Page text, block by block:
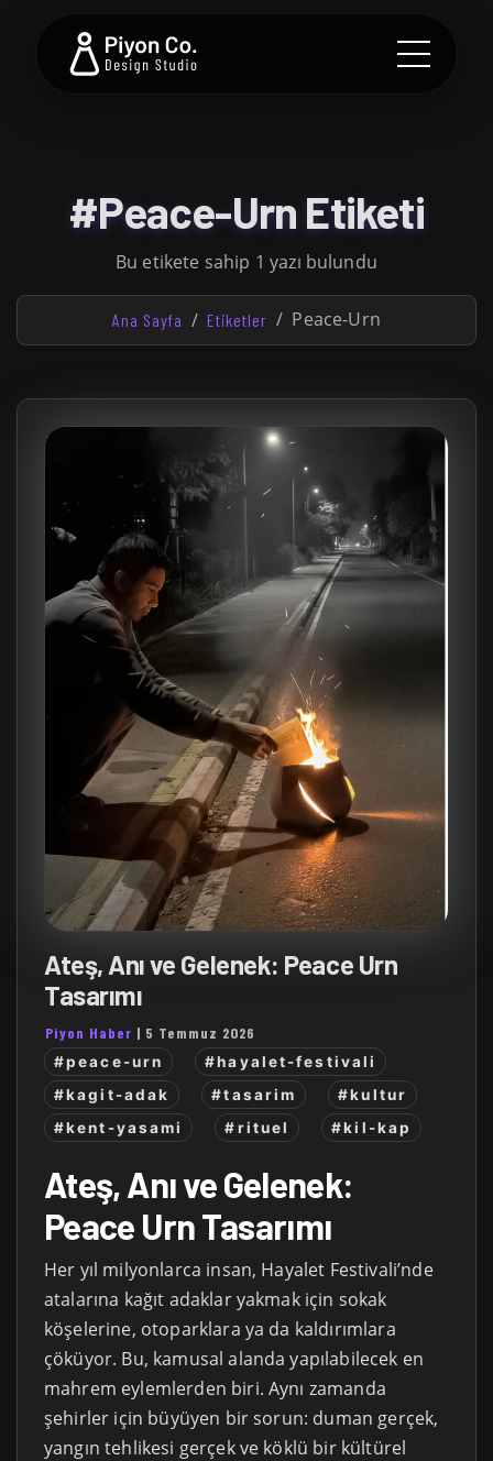
#Peace-Urn Etiketi
Bu etikete sahip 1 yazı bulundu
Ana Sayfa Etiketler Peace-Urn
Ateş, Anı ve Gelenek: Peace Urn
Tasarımı
Piyon Haber | 5 Temmuz 2026
#peace-urn
#hayalet-festivali
#kagit-adak
#tasarim
#kultur
#kent-yasami
#rituel #kil-kap
Ateş, Anı ve Gelenek:
Peace Urn Tasarımı
Her yıl milyonlarca insan, Hayalet Festivali’nde
atalarına kağıt adaklar yakmak için sokak
köşelerine, otoparklara ya da kaldırımlara
çöküyor. Bu, kamusal alanda yapılabilecek en
mahrem eylemlerden biri. Aynı zamanda
şehirler için büyüyen bir sorun: duman gerçek,
yangın tehlikesi gerçek ve köklü bir kültürel